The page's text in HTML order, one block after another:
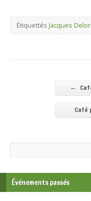
ÉtiquettésJacques
←
Café
Événements passés